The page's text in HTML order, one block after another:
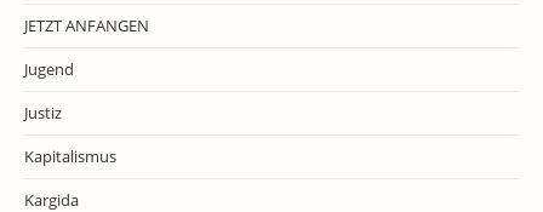
JETZT ANFANGEN
Jugend
Justiz
Kapitalismus
Kargida